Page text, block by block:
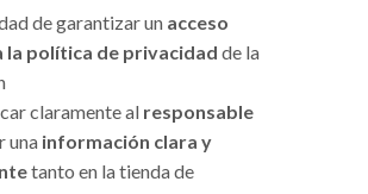
de garantizar un acceso
la política de privacidad de la
claramente al responsable
una información clara y
tanto en la tienda de